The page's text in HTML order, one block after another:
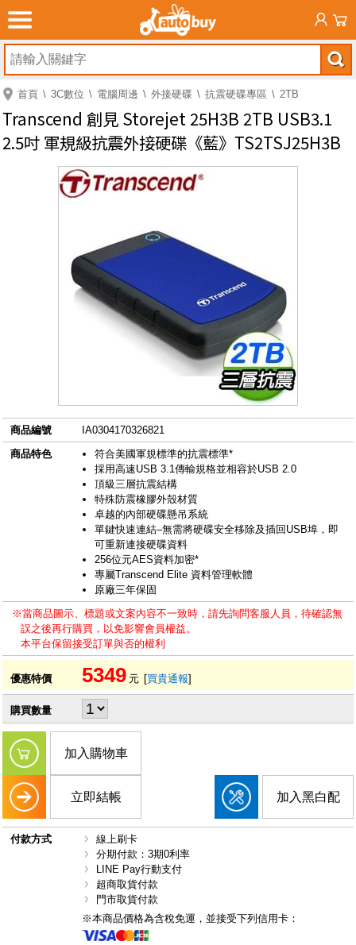
首頁 3C數位 電腦周邊 外接硬碟 抗震硬碟專區 2TB
Transcend 創見 Storejet 25H3B 2TB USB3.1
2.5吋 軍規級抗震外接硬碟《藍》TS2TSJ25H3B
商品編號
IA0304170326821
商品特色
符合美國軍規標準的抗震標準*
採用高速USB 3.1傳輸規格並相容於USB 2.0
頂級三層抗震結構
特殊防震橡膠外殼材質
卓越的內部硬碟懸吊系統
單鍵快速連結–無需將硬碟安全移除及插回USB埠，即
可重新連接硬碟資料
256位元AES資料加密*
專屬Transcend Elite 資料管理軟體
原廠三年保固
※當商品圖示、標題或文案內容不一致時，請先詢問客服人員，待確認無
誤之後再行購買，以免影響會員權益。
本平台保留接受訂單與否的權利
優惠特價 5349 元 [買貴通報]
購買數量
加入購物車
立即結帳 加入黑白配
付款方式
線上刷卡
分期付款：3期0利率
LINE Pay行動支付
超商取貨付款
門市取貨付款
※本商品價格為含稅免運，並接受下列信用卡：